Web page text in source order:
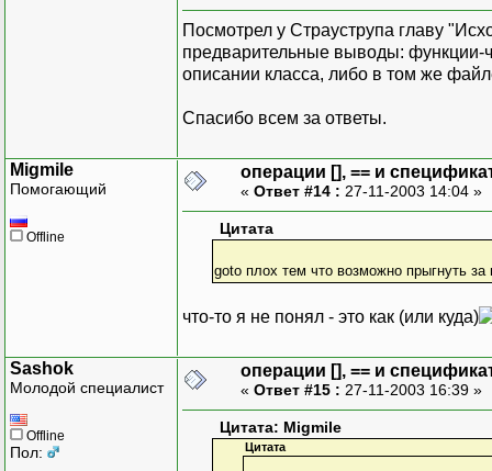
Посмотрел у Страуструпа главу
предварительные выводы: функции-
описании класса, либо в том же
Спасибо всем за ответы.
Migmile
Помогающий
Offline
операции [], == и
« Ответ #14 : 27-11-2003 14:04 »
Цитата
goto плох тем что возможно прыгнуть
что-то я не понял - это как (или куда)
Sashok
Молодой специалист
Offline
Пол:
операции [], == и
« Ответ #15 : 27-11-2003 16:39 »
Цитата: Migmile
Цитата